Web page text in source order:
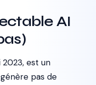
AI
est un
pas de